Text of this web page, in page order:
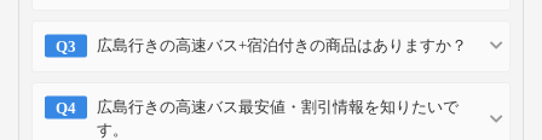
広島行きの高速バス+宿泊付きの商品はありますか？
広島行きの高速バス最安値・割引情報を知りたいで
す。